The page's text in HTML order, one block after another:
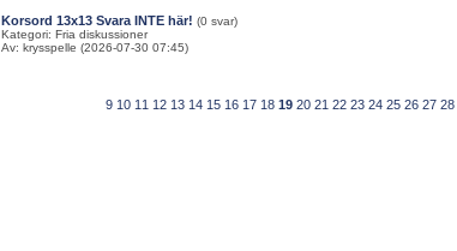
Korsord 13x13 Svara INTE här! (0 svar)
Kategori: Fria diskussioner
Av: krysspelle (2026-07-30 07:45)
9 10 11 12 13 14 15 16 17 18 19 20 21 22 23 24 25 26 27 28